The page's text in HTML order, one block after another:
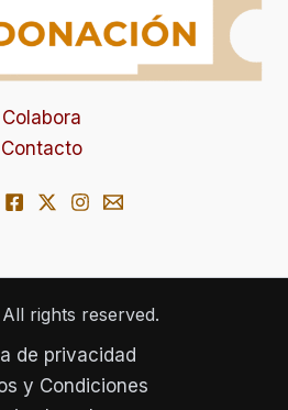
Colabora
Contacto
rights reserved.
de privacidad
y Condiciones